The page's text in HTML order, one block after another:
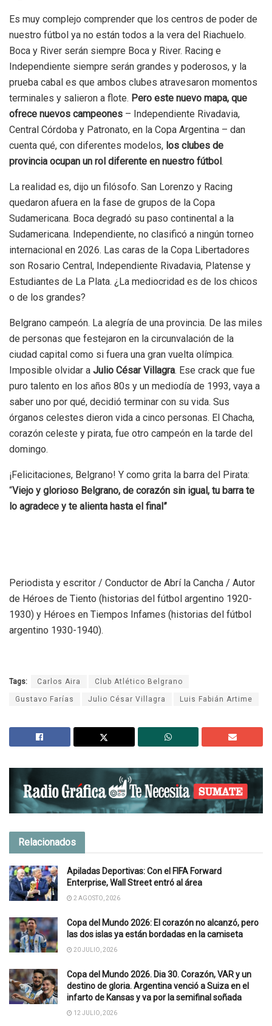
Es muy complejo comprender que los centros de poder de
nuestro fútbol ya no están todos a la vera del Riachuelo.
Boca y River serán siempre Boca y River. Racing e
Independiente siempre serán grandes y poderosos, y la
prueba cabal es que ambos clubes atravesaron momentos
terminales y salieron a flote. Pero este nuevo mapa, que
ofrece nuevos campeones – Independiente Rivadavia,
Central Córdoba y Patronato, en la Copa Argentina – dan
cuenta qué, con diferentes modelos, los clubes de
provincia ocupan un rol diferente en nuestro fútbol.
La realidad es, dijo un filósofo. San Lorenzo y Racing
quedaron afuera en la fase de grupos de la Copa
Sudamericana. Boca degradó su paso continental a la
Sudamericana. Independiente, no clasificó a ningún torneo
internacional en 2026. Las caras de la Copa Libertadores
son Rosario Central, Independiente Rivadavia, Platense y
Estudiantes de La Plata. ¿La mediocridad es de los chicos
o de los grandes?
Belgrano campeón. La alegría de una provincia. De las miles
de personas que festejaron en la circunvalación de la
ciudad capital como si fuera una gran vuelta olímpica.
Imposible olvidar a Julio César Villagra. Ese crack que fue
puro talento en los años 80s y un mediodía de 1993, vaya a
saber uno por qué, decidió terminar con su vida. Sus
órganos celestes dieron vida a cinco personas. El Chacha,
corazón celeste y pirata, fue otro campeón en la tarde del
domingo.
¡Felicitaciones, Belgrano! Y como grita la barra del Pirata:
“Viejo y glorioso Belgrano, de corazón sin igual, tu barra te
lo agradece y te alienta hasta el final”
Periodista y escritor / Conductor de Abrí la Cancha / Autor
de Héroes de Tiento (historias del fútbol argentino 1920-
1930) y Héroes en Tiempos Infames (historias del fútbol
argentino 1930-1940).
Tags: Carlos Aira Club Atlético Belgrano
Gustavo Farías Julio César Villagra Luis Fabián Artime
Relacionados
Apiladas Deportivas: Con el FIFA Forward
Enterprise, Wall Street entró al área
2 AGOSTO, 2026
Copa del Mundo 2026: El corazón no alcanzó, pero
las dos islas ya están bordadas en la camiseta
20 JULIO, 2026
Copa del Mundo 2026. Dia 30. Corazón, VAR y un
destino de gloria. Argentina venció a Suiza en el
infarto de Kansas y va por la semifinal soñada
12 JULIO, 2026